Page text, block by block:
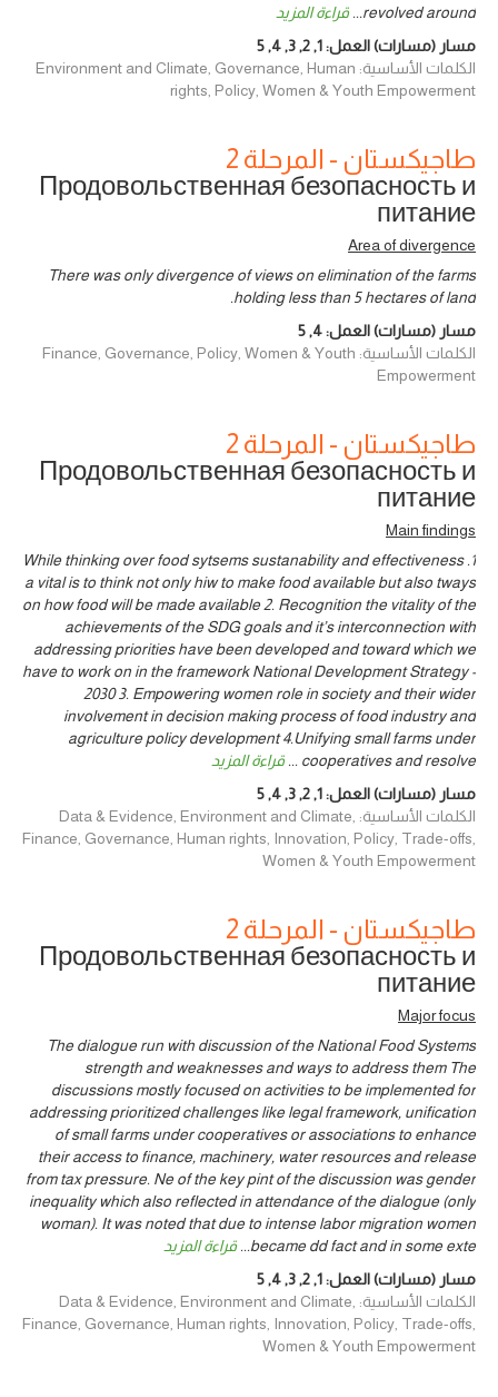
revolved around
... قراءة المزيد
مسار (مسارات) العمل:1
,
2
,
3
,
4
,
5
الكلمات الأساسية: Environment and Climate, Governance, Human
rights, Policy, Women & Youth Empowerment
طاجيكستان - المرحلة 2
Продовольственная безопасность и
питание
Area of divergence
There was only divergence of views on elimination of the farms
holding less than 5 hectares of land.
مسار (مسارات) العمل:4
,
5
الكلمات الأساسية: Finance, Governance, Policy, Women & Youth
Empowerment
طاجيكستان - المرحلة 2
Продовольственная безопасность и
питание
Main findings
1. While thinking over food sytsems sustanability and effectiveness
a vital is to think not only hiw to make food available but also tways
on how food will be made available 2. Recognition the vitality of the
achievements of the SDG goals and it’s interconnection with
addressing priorities have been developed and toward which we
have to work on in the framework National Development Strategy -
2030 3. Empowering women role in society and their wider
involvement in decision making process of food industry and
agriculture policy development 4.Unifying small farms under
cooperatives and resolve
... قراءة المزيد
مسار (مسارات) العمل:1
,
2
,
3
,
4
,
5
الكلمات الأساسية: Data & Evidence, Environment and Climate,
Finance, Governance, Human rights, Innovation, Policy, Trade-offs,
Women & Youth Empowerment
طاجيكستان - المرحلة 2
Продовольственная безопасность и
питание
Major focus
The dialogue run with discussion of the National Food Systems
strength and weaknesses and ways to address them The
discussions mostly focused on activities to be implemented for
addressing prioritized challenges like legal framework, unification
of small farms under cooperatives or associations to enhance
their access to finance, machinery, water resources and release
from tax pressure. Ne of the key pint of the discussion was gender
inequality which also reflected in attendance of the dialogue (only
woman). It was noted that due to intense labor migration women
became dd fact and in some exte
... قراءة المزيد
مسار (مسارات) العمل:1
,
2
,
3
,
4
,
5
الكلمات الأساسية: Data & Evidence, Environment and Climate,
Finance, Governance, Human rights, Innovation, Policy, Trade-offs,
Women & Youth Empowerment